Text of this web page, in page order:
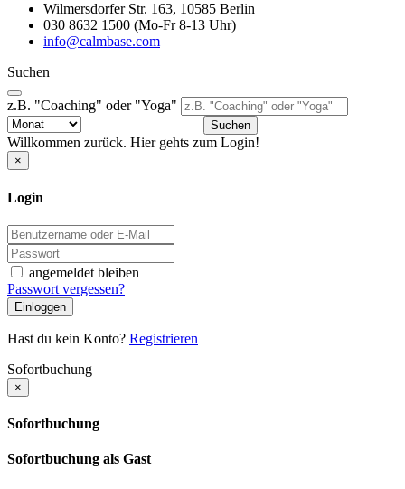
Wilmersdorfer Str. 163, 10585 Berlin
030 8632 1500 (Mo-Fr 8-13 Uhr)
info@calmbase.com
Suchen
z.B. "Coaching" oder "Yoga"
Suchen
Willkommen zurück. Hier gehts zum Login!
×
Login
angemeldet bleiben
Passwort vergessen?
Einloggen
Hast du kein Konto? Registrieren
Sofortbuchung
×
Sofortbuchung
Sofortbuchung als Gast